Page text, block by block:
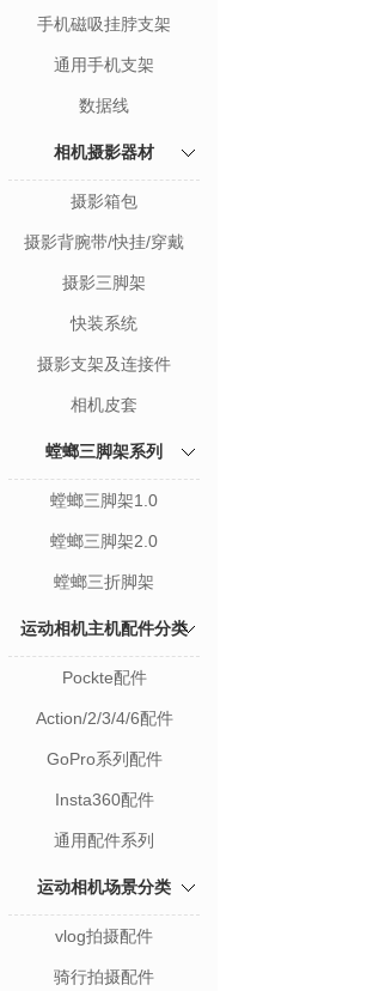
套装
手机磁吸挂脖支架
通用手机支架
数据线
相机摄影器材
摄影箱包
摄影背腕带/快挂/穿戴
摄影三脚架
快装系统
摄影支架及连接件
相机皮套
螳螂三脚架系列
螳螂三脚架1.0
螳螂三脚架2.0
螳螂三折脚架
运动相机主机配件分类
Pockte配件
Action/2/3/4/6配件
GoPro系列配件
Insta360配件
通用配件系列
运动相机场景分类
vlog拍摄配件
骑行拍摄配件